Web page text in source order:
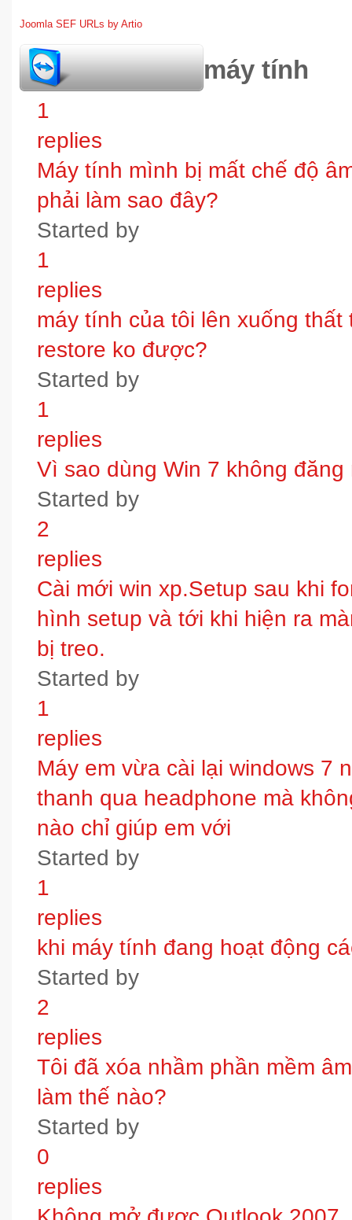
Joomla SEF URLs by Artio
hỏi đáp bảo trì máy tính
1
replies
Máy tính mình bị mất chế độ
phải làm sao đây?
Started by
1
replies
máy tính của tôi lên xuống
restore ko được?
Started by
1
replies
Vì sao dùng Win 7 không
Started by
2
replies
Cài mới win xp.Setup sau khi
hình setup và tới khi hiện ra
bị treo.
Started by
1
replies
Máy em vừa cài lại windows 7
thanh qua headphone mà
nào chỉ giúp em với
Started by
1
replies
khi máy tính đang hoạt động
Started by
2
replies
Tôi đã xóa nhầm phần mềm
làm thế nào?
Started by
0
replies